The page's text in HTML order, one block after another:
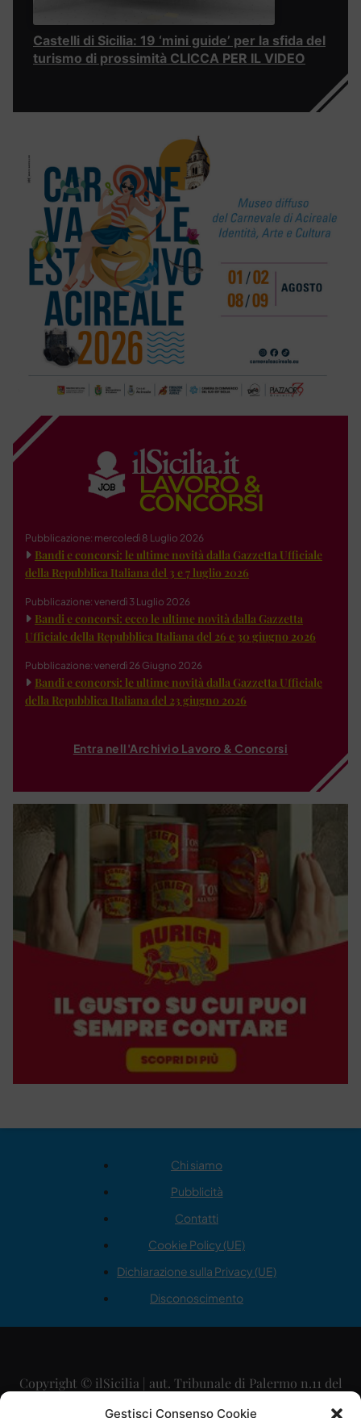
Gestisci Consenso Cookie
Castelli di Sicilia: 19 ‘mini guide’ per la sfida del
turismo di prossimità CLICCA PER IL VIDEO
Pubblicazione: mercoledì 8 Luglio 2026
Bandi e concorsi: le ultime novità dalla Gazzetta Ufficiale
della Repubblica Italiana del 3 e 7 luglio 2026
Pubblicazione: venerdì 3 Luglio 2026
Bandi e concorsi: ecco le ultime novità dalla Gazzetta
Ufficiale della Repubblica Italiana del 26 e 30 giugno 2026
Pubblicazione: venerdì 26 Giugno 2026
Bandi e concorsi: le ultime novità dalla Gazzetta Ufficiale
della Repubblica Italiana del 23 giugno 2026
Entra nell'Archivio Lavoro & Concorsi
Chi siamo
Pubblicità
Contatti
Cookie Policy (UE)
Dichiarazione sulla Privacy (UE)
Disconoscimento
Copyright © ilSicilia | aut. Tribunale di Palermo n.11 del
29/09/2015